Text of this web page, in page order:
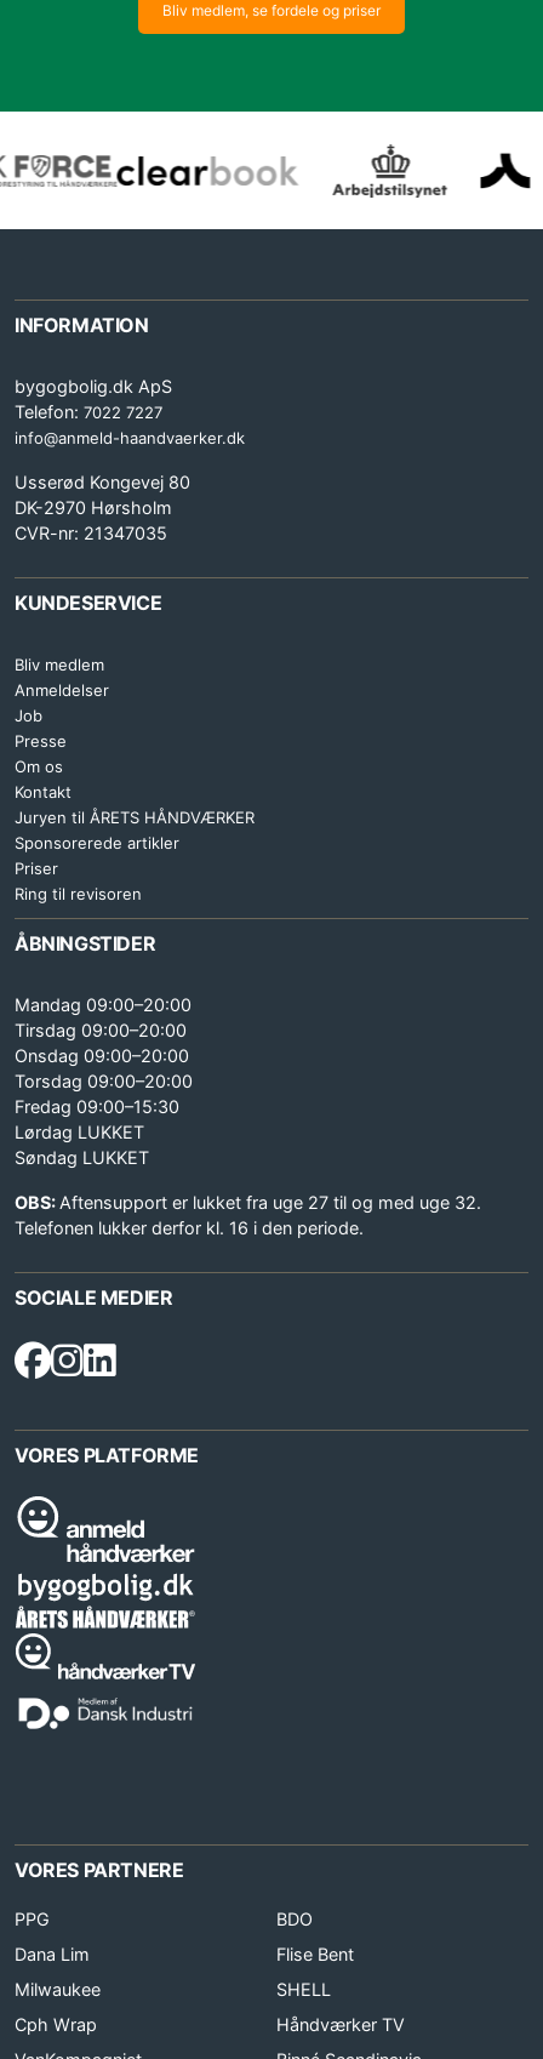
Bliv medlem, se fordele og priser
INFORMATION
bygogbolig.dk ApS
Telefon: 7022 7227
info@anmeld-haandvaerker.dk
Usserød Kongevej 80
DK-2970 Hørsholm
CVR-nr: 21347035
KUNDESERVICE
Bliv medlem
Anmeldelser
Job
Presse
Om os
Kontakt
Juryen til ÅRETS HÅNDVÆRKER
Sponsorerede artikler
Priser
Ring til revisoren
ÅBNINGSTIDER
Mandag 09:00–20:00
Tirsdag 09:00–20:00
Onsdag 09:00–20:00
Torsdag 09:00–20:00
Fredag 09:00–15:30
Lørdag LUKKET
Søndag LUKKET
OBS: Aftensupport er lukket fra uge 27 til og med uge 32.
Telefonen lukker derfor kl. 16 i den periode.
SOCIALE MEDIER
VORES PLATFORME
VORES PARTNERE
PPG
BDO
Dana Lim
Flise Bent
Milwaukee
SHELL
Cph Wrap
Håndværker TV